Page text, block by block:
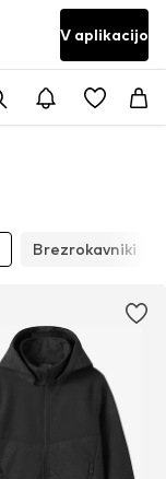
V aplikacijo
Brezrokavniki